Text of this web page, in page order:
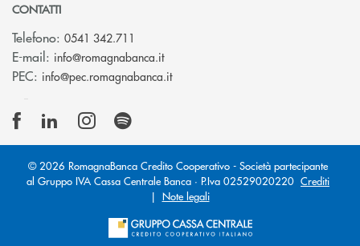
CONTATTI
Telefono: 0541 342.711
E-mail: info@romagnabanca.it(si apre l’app di posta elettronica)
PEC: info@pec.romagnabanca.it(si apre l’app di posta elettronica)
© 2026 RomagnaBanca Credito Cooperativo - Società partecipante
al Gruppo IVA Cassa Centrale Banca · P.Iva 02529020220 Crediti
| Note legali